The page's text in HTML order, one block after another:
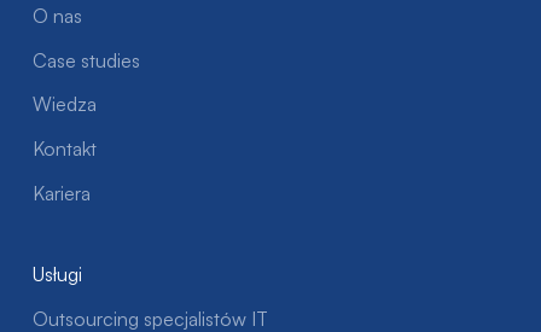
O nas
Case studies
Wiedza
Kontakt
Kariera
Usługi
Outsourcing specjalistów IT